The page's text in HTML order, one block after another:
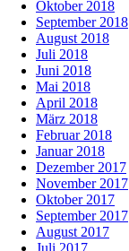
Oktober 2018
September 2018
August 2018
Juli 2018
Juni 2018
Mai 2018
April 2018
März 2018
Februar 2018
Januar 2018
Dezember 2017
November 2017
Oktober 2017
September 2017
August 2017